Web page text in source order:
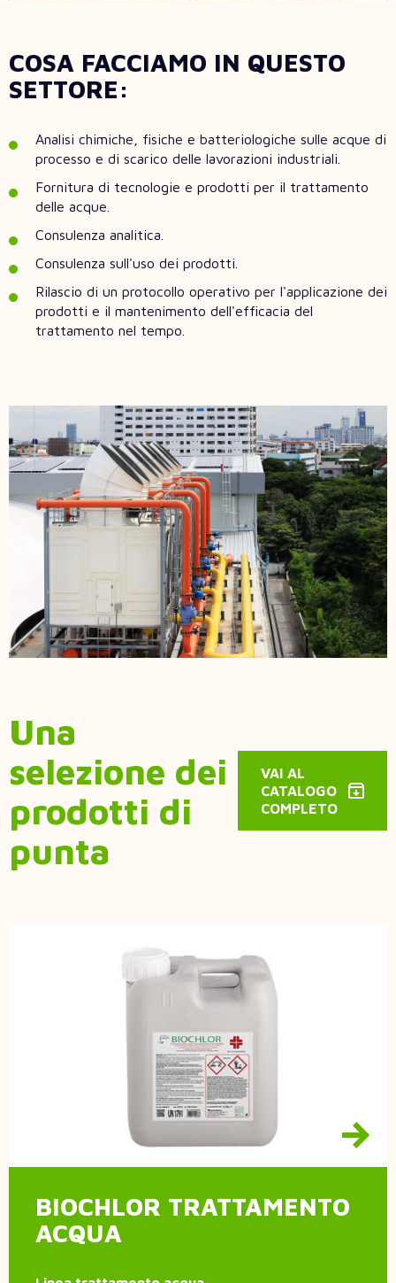
COSA FACCIAMO IN QUESTO
SETTORE:
Analisi chimiche, fisiche e batteriologiche sulle acque di
processo e di scarico delle lavorazioni industriali.
Fornitura di tecnologie e prodotti per il trattamento
delle acque.
Consulenza analitica.
Consulenza sull'uso dei prodotti.
Rilascio di un protocollo operativo per l'applicazione dei
prodotti e il mantenimento dell'efficacia del
trattamento nel tempo.
Una
selezione dei
prodotti di
punta
VAI AL
CATALOGO
COMPLETO
BIOCHLOR TRATTAMENTO
ACQUA